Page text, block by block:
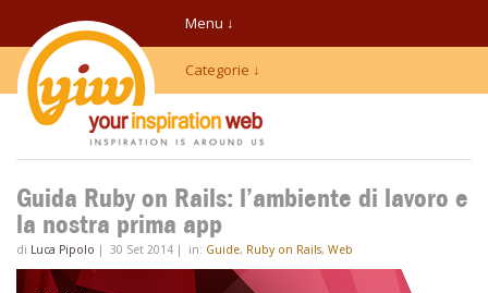
Menu ↓
Categorie ↓
Guida Ruby on Rails: l’ambiente di lavoro e
la nostra prima app
di Luca Pipolo | 30 Set 2014 | in: Guide, Ruby on Rails, Web